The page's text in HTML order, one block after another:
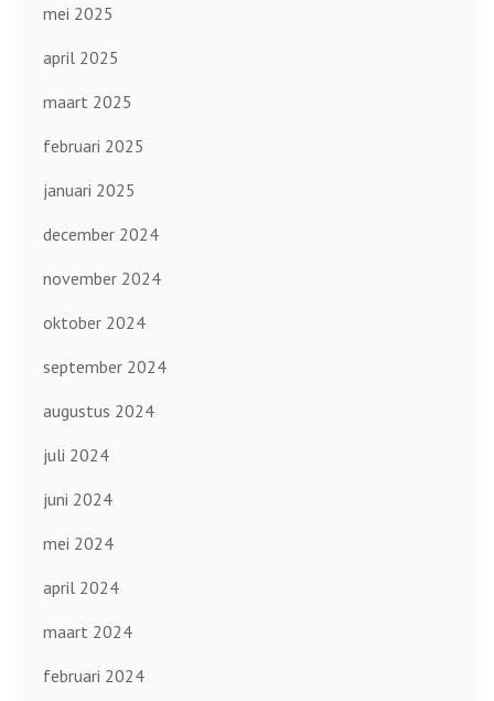
mei 2025
april 2025
maart 2025
februari 2025
januari 2025
december 2024
november 2024
oktober 2024
september 2024
augustus 2024
juli 2024
juni 2024
mei 2024
april 2024
maart 2024
februari 2024